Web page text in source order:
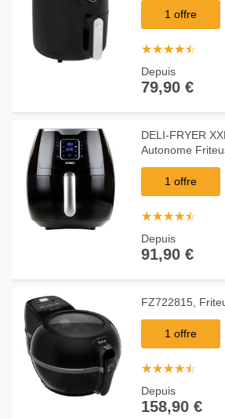
1 offre
☆☆☆☆☆
★★★★★
Depuis
79,90 €
DELI-FRYER
Autonome
Argent, Friteuse
1 offre
☆☆☆☆☆
★★★★★
Depuis
91,90 €
FZ722815,
1 offre
☆☆☆☆☆
★★★★★
Depuis
158,90 €